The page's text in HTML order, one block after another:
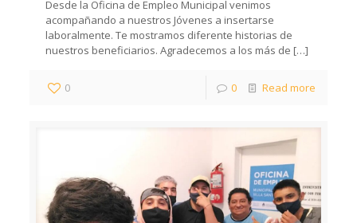
Desde la Oficina de Empleo Municipal venimos
acompañando a nuestros Jóvenes a insertarse
laboralmente. Te mostramos diferente historias de
nuestros beneficiarios. Agradecemos a los más de […]
0 0 Read more